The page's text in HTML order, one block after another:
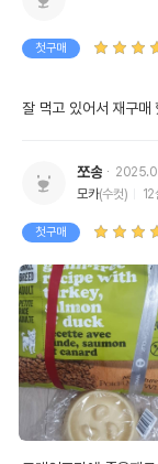
첫구매
잘 먹고 있어서 재구매
쪼송
모카(수컷)
첫구매